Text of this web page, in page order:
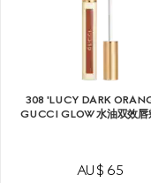
308 'LUCY DARK
GUCCI GLOW 水油双效唇
AU$ 65